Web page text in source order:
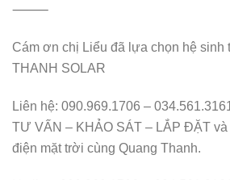
⸻
Cám ơn chị Liểu đã lựa chọn hệ sinh
THANH SOLAR
Liên hệ: 090.969.1706 –
TƯ VẤN – KHẢO SÁT – LẮP ĐẶT
điện mặt trời cùng Quang Thanh.